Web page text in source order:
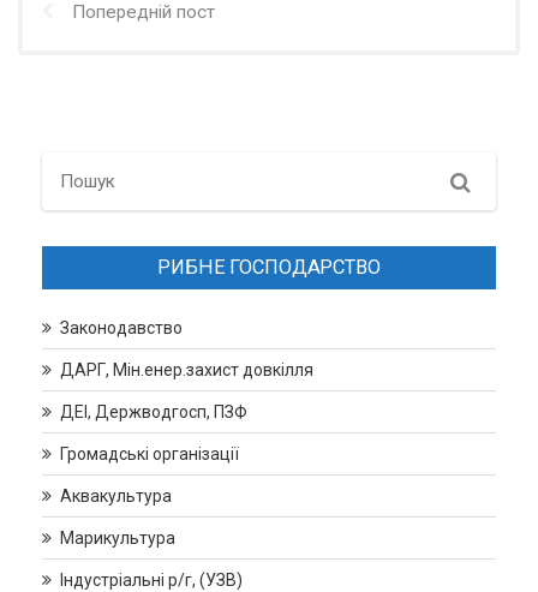
Попередній пост
Search
РИБНЕ ГОСПОДАРСТВО
Законодавство
ДАРГ, Мін.енер.захист довкілля
ДЕІ, Держводгосп, ПЗФ
Громадські організації
Аквакультура
Марикультура
Індустріальні р/г, (УЗВ)